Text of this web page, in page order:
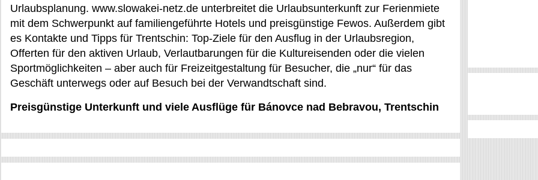
Urlaubsplanung. www.slowakei-netz.de unterbreitet die Urlaubsunterkunft zur Ferienmiete
mit dem Schwerpunkt auf familiengeführte Hotels und preisgünstige Fewos. Außerdem gibt
es Kontakte und Tipps für Trentschin: Top-Ziele für den Ausflug in der Urlaubsregion,
Offerten für den aktiven Urlaub, Verlautbarungen für die Kultureisenden oder die vielen
Sportmöglichkeiten – aber auch für Freizeitgestaltung für Besucher, die „nur“ für das
Geschäft unterwegs oder auf Besuch bei der Verwandtschaft sind.
Preisgünstige Unterkunft und viele Ausflüge für Bánovce nad Bebravou, Trentschin